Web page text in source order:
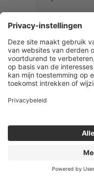
Snijcondities
Onder deze
van
met wiper